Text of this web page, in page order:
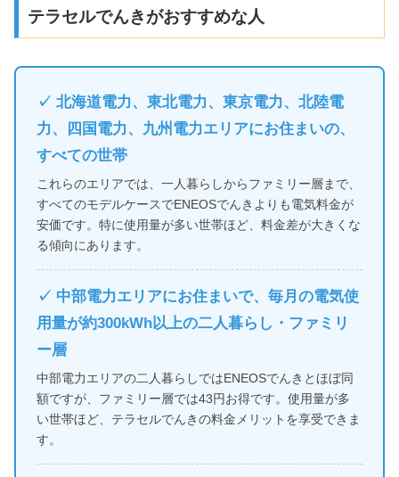
テラセルでんきがおすすめな人
✓ 北海道電力、東北電力、東京電力、北陸電
力、四国電力、九州電力エリアにお住まいの、
すべての世帯
これらのエリアでは、一人暮らしからファミリー層まで、
すべてのモデルケースでENEOSでんきよりも電気料金が
安価です。特に使用量が多い世帯ほど、料金差が大きくな
る傾向にあります。
✓ 中部電力エリアにお住まいで、毎月の電気使
用量が約300kWh以上の二人暮らし・ファミリ
ー層
中部電力エリアの二人暮らしではENEOSでんきとほぼ同
額ですが、ファミリー層では43円お得です。使用量が多
い世帯ほど、テラセルでんきの料金メリットを享受できま
す。